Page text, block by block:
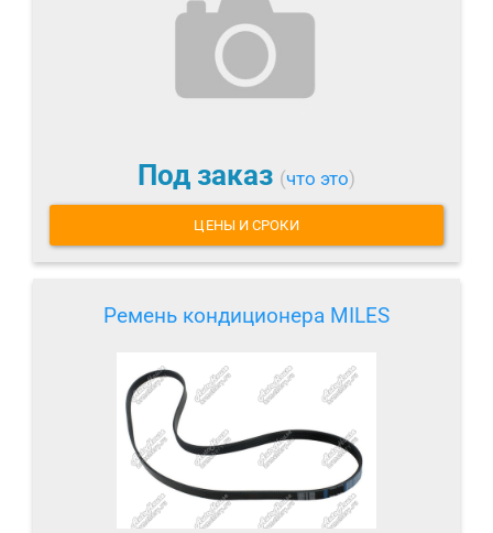
Под заказ (что это)
ЦЕНЫ И СРОКИ
Ремень кондиционера MILES